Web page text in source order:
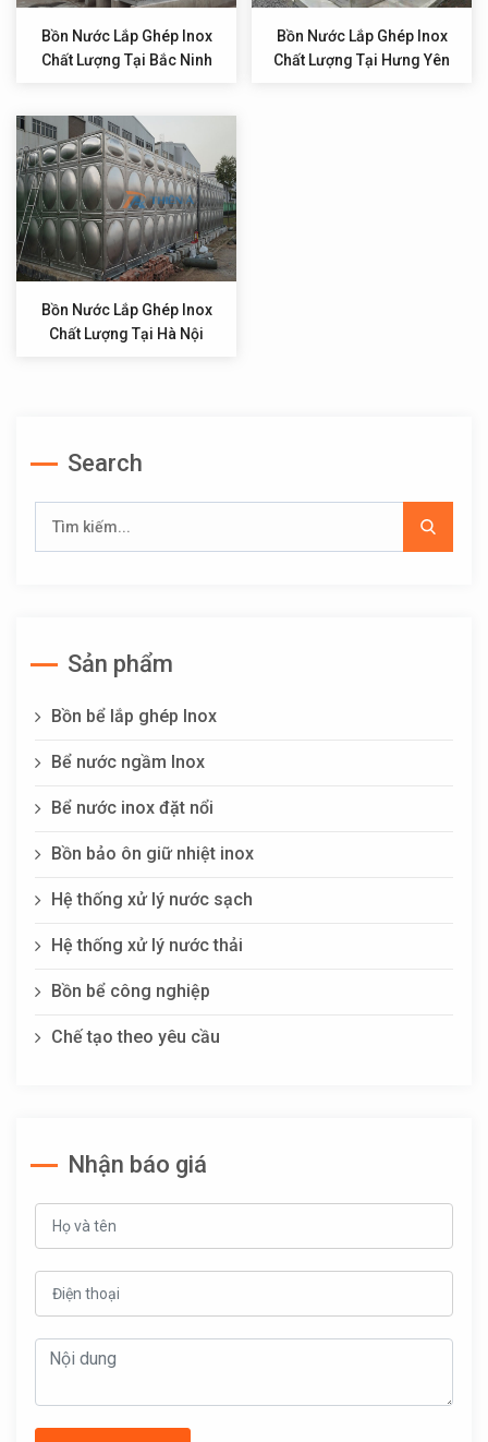
Bồn Nước Lắp Ghép Inox
Chất Lượng Tại Bắc Ninh
Bồn Nước Lắp Ghép Inox
Chất Lượng Tại Hưng Yên
Bồn Nước Lắp Ghép Inox
Chất Lượng Tại Hà Nội
Search
Sản phẩm
Bồn bể lắp ghép Inox
Bể nước ngầm Inox
Bể nước inox đặt nổi
Bồn bảo ôn giữ nhiệt inox
Hệ thống xử lý nước sạch
Hệ thống xử lý nước thải
Bồn bể công nghiệp
Chế tạo theo yêu cầu
Nhận báo giá